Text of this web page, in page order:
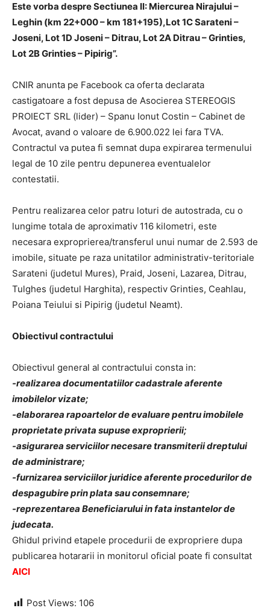
Este vorba despre Sectiunea II: Miercurea Nirajului –
Leghin (km 22+000 – km 181+195),Lot 1C Sarateni –
Joseni, Lot 1D Joseni – Ditrau, Lot 2A Ditrau – Grinties,
Lot 2B Grinties – Pipirig”.
CNIR anunta pe Facebook ca oferta declarata
castigatoare a fost depusa de Asocierea STEREOGIS
PROIECT SRL (lider) – Spanu Ionut Costin – Cabinet de
Avocat, avand o valoare de 6.900.022 lei fara TVA.
Contractul va putea fi semnat dupa expirarea termenului
legal de 10 zile pentru depunerea eventualelor
contestatii.
Pentru realizarea celor patru loturi de autostrada, cu o
lungime totala de aproximativ 116 kilometri, este
necesara exproprierea/transferul unui numar de 2.593 de
imobile, situate pe raza unitatilor administrativ-teritoriale
Sarateni (judetul Mures), Praid, Joseni, Lazarea, Ditrau,
Tulghes (judetul Harghita), respectiv Grinties, Ceahlau,
Poiana Teiului si Pipirig (judetul Neamt).
Obiectivul contractului
Obiectivul general al contractului consta in:
-realizarea documentatiilor cadastrale aferente
imobilelor vizate;
-elaborarea rapoartelor de evaluare pentru imobilele
proprietate privata supuse exproprierii;
-asigurarea serviciilor necesare transmiterii dreptului
de administrare;
-furnizarea serviciilor juridice aferente procedurilor de
despagubire prin plata sau consemnare;
-reprezentarea Beneficiarului in fata instantelor de
judecata.
Ghidul privind etapele procedurii de expropriere dupa
publicarea hotararii in monitorul oficial poate fi consultat
AICI
Post Views: 106